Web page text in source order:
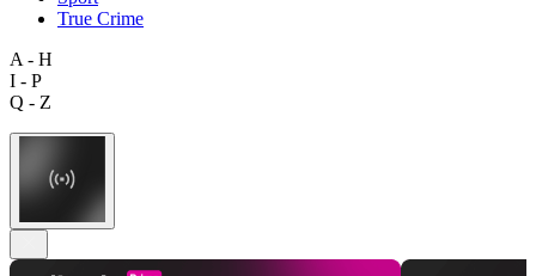
True Crime
A - H
I - P
Q - Z